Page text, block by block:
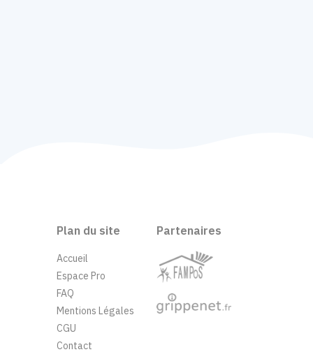
Plan du site
Accueil
Espace Pro
FAQ
Mentions Légales
CGU
Contact
Partenaires